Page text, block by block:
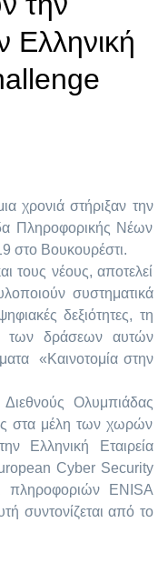
Ελληνική
χρονιά στήριξαν την
Πληροφορικής Νέων
στο Βουκουρέστι.
τους νέους, αποτελεί
συστηματικά
δεξιότητες, τη
των δράσεων αυτών
«Καινοτομία στην
Ολυμπιάδας
στα μέλη των χωρών
Ελληνική Εταιρεία
Cyber Security
πληροφοριών ENISA
συντονίζεται από το